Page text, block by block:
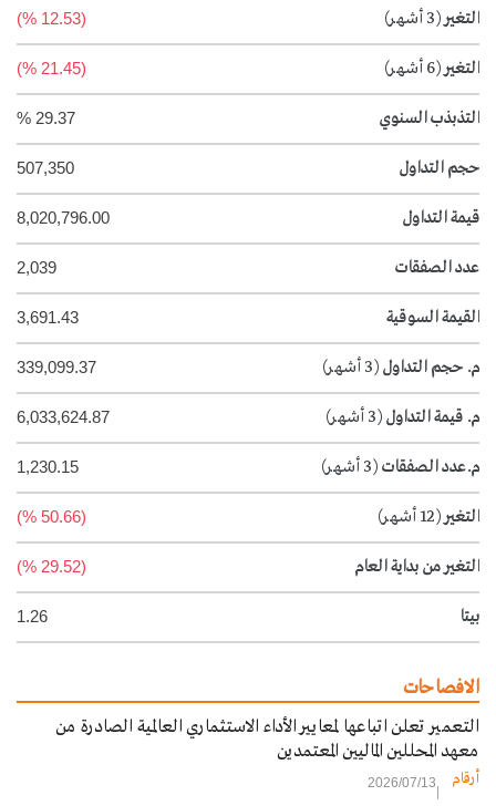
التغير(3 أشهر) (12.53 %)
التغير(6 أشهر) (21.45 %)
التذبذب السنوي 29.37 %
حجم التداول 507,350
قيمة التداول 8,020,796.00
عدد الصفقات 2,039
القيمة السوقية 3,691.43
م. حجم التداول (3 أشهر) 339,099.37
م. قيمة التداول (3 أشهر) 6,033,624.87
م.عدد الصفقات (3 أشهر) 1,230.15
التغير(12 أشهر) (50.66 %)
التغير من بداية العام (29.52 %)
بيتا 1.26
الافصاحات
التعمير تعلن اتباعها لمعايير الأداء الاستثماري العالمية الصادرة من
معهد المحللين الماليين المعتمدين
أرقام 2026/07/13